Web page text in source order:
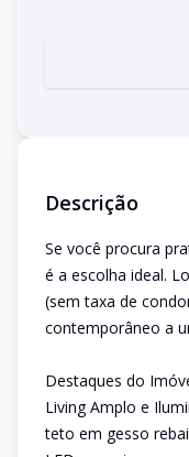
Descrição
Se você procura
é a escolha ideal.
(sem taxa de
contemporâneo a
Destaques do
Living Amplo e
teto em gesso